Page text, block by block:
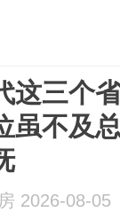
这三个
虽不及
2026-08-05